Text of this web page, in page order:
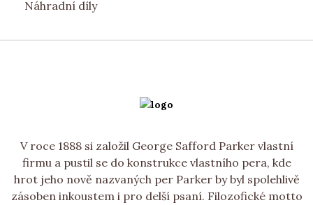
Náhradní díly
V roce 1888 si založil George Safford Parker vlastní
firmu a pustil se do konstrukce vlastního pera, kde
hrot jeho nově nazvaných per Parker by byl spolehlivě
zásoben inkoustem i pro delší psaní. Filozofické motto